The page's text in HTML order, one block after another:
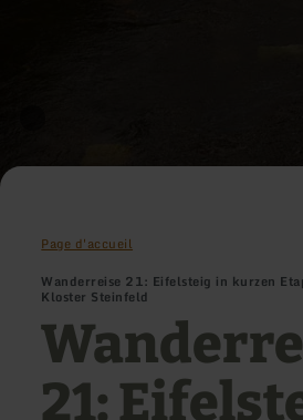
Page d'accueil
Wanderreise 21: Eifelsteig in kurzen
Kloster Steinfeld
21: